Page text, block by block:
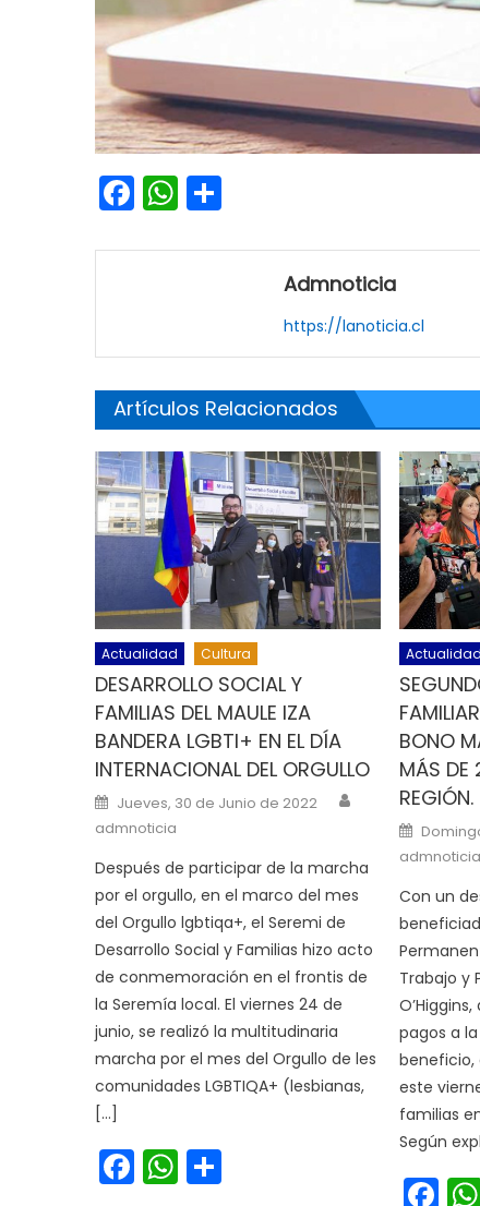
Facebook
WhatsApp
Admnoticia
https://lanoticia.cl
Artículos Relacionados
Actualidad Cultura
DESARROLLO SOCIAL Y
FAMILIAS DEL MAULE IZA
BANDERA LGBTI+ EN EL DÍA
INTERNACIONAL DEL ORGULLO
Posted on
Jueves, 30 de Junio de 2022 Author
admnoticia
Después de participar de la marcha
por el orgullo, en el marco del mes
del Orgullo lgbtiqa+, el Seremi de
Desarrollo Social y Familias hizo acto
de conmemoración en el frontis de
la Seremía local. El viernes 24 de
junio, se realizó la multitudinaria
marcha por el mes del Orgullo de les
comunidades LGBTIQA+ (lesbianas,
[…]
Facebook
WhatsApp
Actualidad
BONO
MÁS DE
REGIÓN.
Posted
admnoticia
Con un
Trabajo y
pagos a
beneficio,
este
familias
Según